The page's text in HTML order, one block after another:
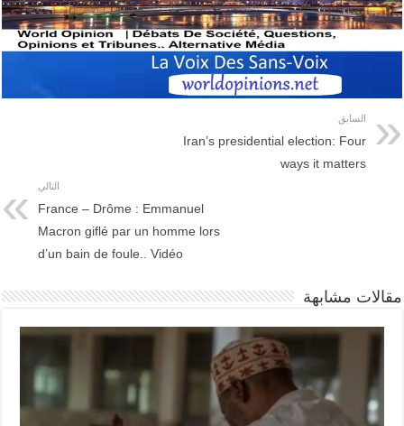
السابق
Iran’s presidential election: Four
ways it matters
التالي
France – Drôme : Emmanuel
Macron giflé par un homme lors
d’un bain de foule.. Vidéo
مقالات مشابهة